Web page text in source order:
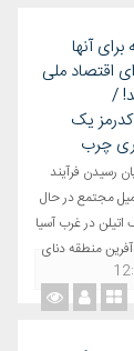
آنها
اقتصاد ملی
/
یک
چرب
رسیدن فرآیند
مجتمع در حال
در غرب آسیا
منطقه دنای